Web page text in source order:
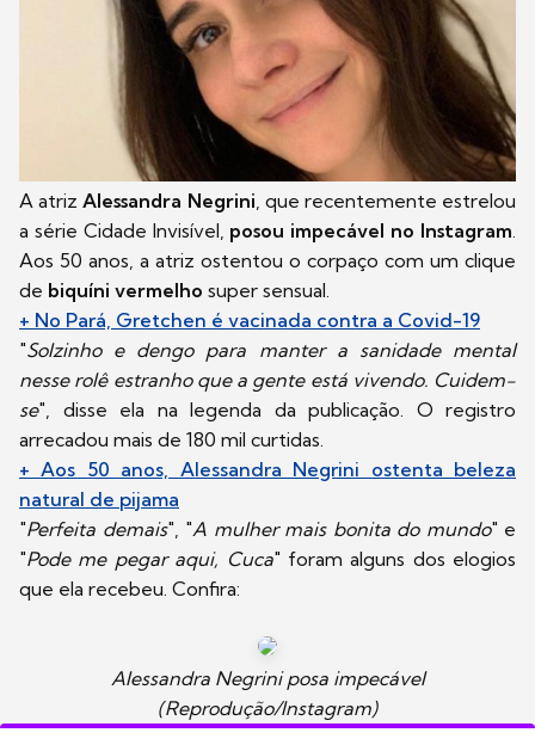
A atrizAlessandra Negrini, que recentemente estrelou
a série Cidade Invisível, posou impecável no Instagram.
Aos 50 anos, a atriz ostentou o corpaço com um clique
de biquíni vermelho super sensual.
+ No Pará, Gretchen é vacinada contra a Covid-19
"Solzinho e dengo para manter a sanidade mental
nesse rolê estranho que a gente está vivendo. Cuidem-
se", disse ela na legenda da publicação. O registro
arrecadou mais de 180 mil curtidas.
+ Aos 50 anos, Alessandra Negrini ostenta beleza
natural de pijama
"Perfeita demais", "A mulher mais bonita do mundo" e
"Pode me pegar aqui, Cuca" foram alguns dos elogios
que ela recebeu. Confira:
Alessandra Negrini posa impecável
(Reprodução/Instagram)